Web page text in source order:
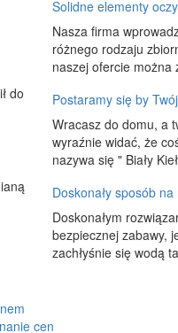
Solidne elementy
Nasza firma
różnego rodzaju
naszej ofercie można
Postaramy się by
Wracasz do domu, a
wyraźnie widać, że
nazywa się " Biały
Doskonały sposób
Doskonałym
bezpiecznej zabawy,
zachłyśnie się wodą
cen